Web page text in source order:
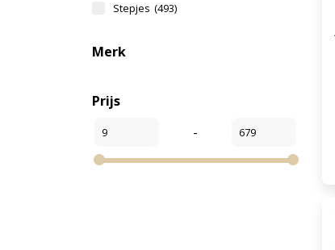
Stepjes (493)
Merk
Prijs
-